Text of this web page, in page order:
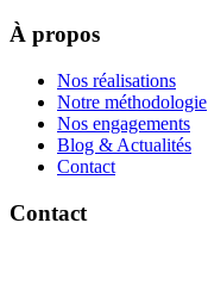
À propos
Nos réalisations
Notre méthodologie
Nos engagements
Blog & Actualités
Contact
Contact